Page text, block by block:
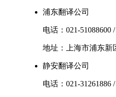
浦东翻译公司
电话： 021-51088600 /
地址： 上海市浦东新
静安翻译公司
电话： 021-31261886 /